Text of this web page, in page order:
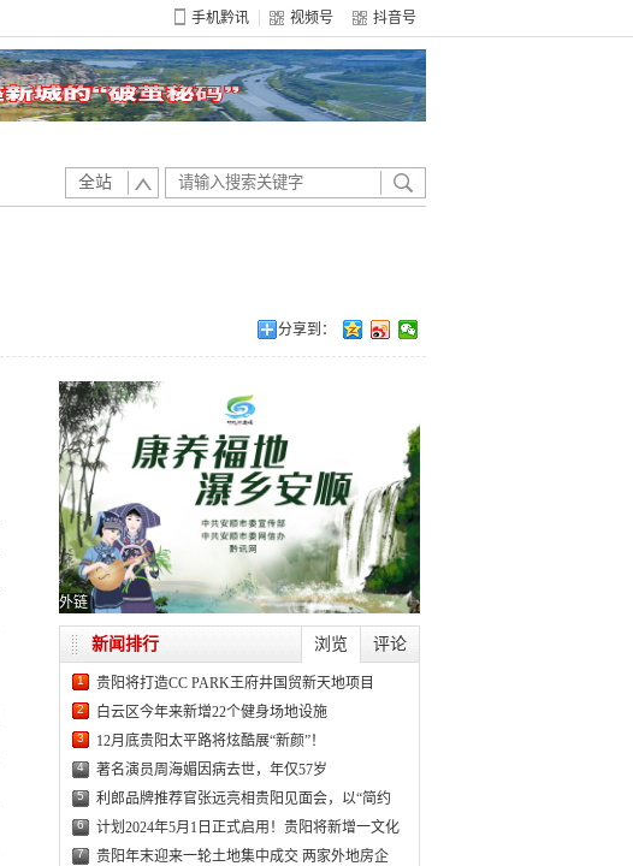
手机黔讯 视频号 抖音号
全站
分享到：
外链
浏览 评论
新闻排行
1 贵阳将打造CC PARK王府井国贸新天地项目
2 白云区今年来新增22个健身场地设施
3 12月底贵阳太平路将炫酷展“新颜”！
4 著名演员周海媚因病去世，年仅57岁
5 利郎品牌推荐官张远亮相贵阳见面会，以“简约
6 计划2024年5月1日正式启用！贵阳将新增一文化
7 贵阳年末迎来一轮土地集中成交 两家外地房企